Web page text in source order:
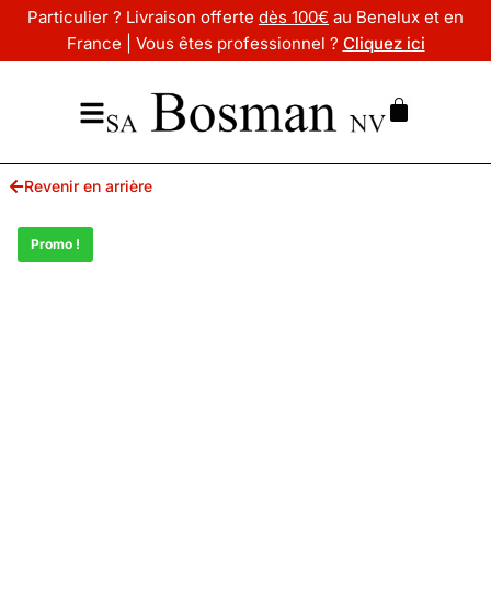
Particulier ? Livraison offerte dès 100€ au Benelux et en
France | Vous êtes professionnel ? Cliquez ici
Revenir en arrière
Promo !